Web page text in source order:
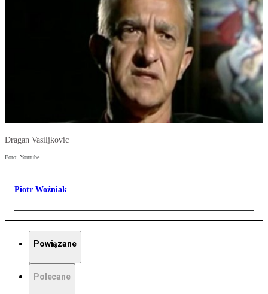
Dragan Vasiljkovic
Foto: Youtube
Piotr Woźniak
Powiązane
Polecane